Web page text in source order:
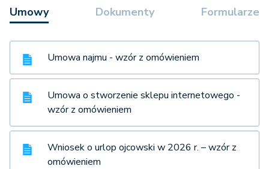
Umowy Dokumenty Formularze
Umowa najmu - wzór z omówieniem
Umowa o stworzenie sklepu internetowego -
wzór z omówieniem
Wniosek o urlop ojcowski w 2026 r. – wzór z
omówieniem